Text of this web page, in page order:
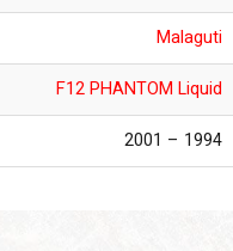
Malaguti
F12 PHANTOM Liquid
1994 – 2001